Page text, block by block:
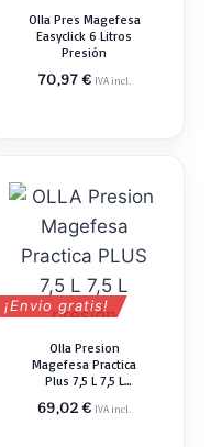
Olla Pres Magefesa
Easyclick 6 Litros
Presión
70,97€ IVA incl.
¡Envio gratis!
Olla Presion
Magefesa Practica
Plus 7,5 L 7,5 L
69,02€ IVA incl.